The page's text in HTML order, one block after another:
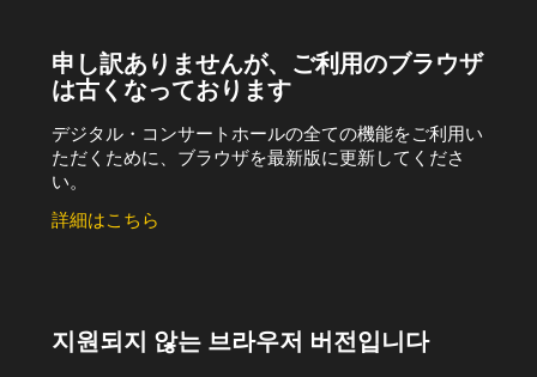
申し訳ありませんが、ご利用のブラウザ
は古くなっております
デジタル・コンサートホールの全ての機能をご利用い
ただくために、ブラウザを最新版に更新してくださ
い。
詳細はこちら
지원되지 않는 브라우저 버전입니다